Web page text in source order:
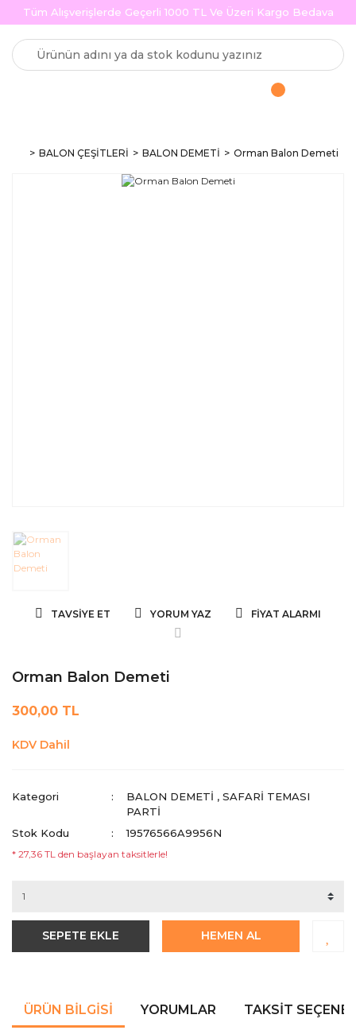
Tüm Alışverişlerde Geçerli 1000 TL Ve Üzeri Kargo Bedava
BALON ÇEŞİTLERİ BALON DEMETİ Orman Balon Demeti
TAVSIYE ET YORUM YAZ FIYAT ALARMI
Orman Balon Demeti
300,00 TL
KDV Dahil
Kategori BALON DEMETİ ,SAFARI TEMASI
PARTI
Stok Kodu
19576566A9956N
* 27,36 TL den başlayan taksitlerle!
SEPETE EKLE HEMEN AL
ÜRÜN BILGISI YORUMLAR TAKSIT